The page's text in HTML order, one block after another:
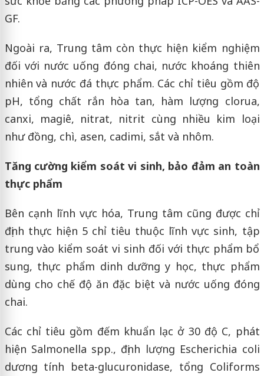
GF.
Ngoài ra, Trung tâm còn thực hiện kiểm nghiệm
đối với nước uống đóng chai, nước khoáng thiên
nhiên và nước đá thực phẩm. Các chỉ tiêu gồm độ
pH, tổng chất rắn hòa tan, hàm lượng clorua,
canxi, magiê, nitrat, nitrit cùng nhiều kim loại
như đồng, chì, asen, cadimi, sắt và nhôm.
Tăng cường kiểm soát vi sinh, bảo đảm an toàn
thực phẩm
Bên cạnh lĩnh vực hóa, Trung tâm cũng được chỉ
định thực hiện 5 chỉ tiêu thuộc lĩnh vực sinh, tập
trung vào kiểm soát vi sinh đối với thực phẩm bổ
sung, thực phẩm dinh dưỡng y học, thực phẩm
dùng cho chế độ ăn đặc biệt và nước uống đóng
chai.
Các chỉ tiêu gồm đếm khuẩn lạc ở 30 độ C, phát
hiện Salmonella spp., định lượng Escherichia coli
dương tính beta-glucuronidase, tổng Coliforms